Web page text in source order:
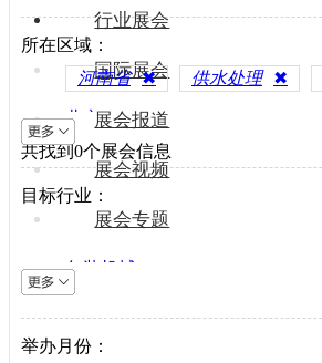
行业展会
国际展会
展会报道
展会视频
展会专题
河南省 ✖ 供水处理 ✖
共找到0个展会信息
所在区域：
北京
上海
天津
重庆
山西
内蒙古
辽宁
目标行业：
包装机械
电梯设备
电子制造
举办月份：